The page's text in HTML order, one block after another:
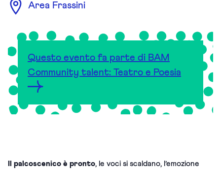
Il palcoscenico è pronto, le voci si scaldano, l’emozione
Area Frassini
Questo evento fa parte di BAM
Community talent: Teatro e Poesia